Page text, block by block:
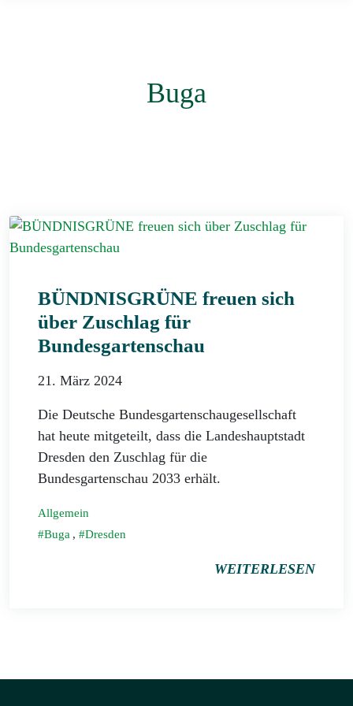
Buga
BÜNDNISGRÜNE freuen sich
über Zuschlag für
Bundesgartenschau
21. März 2024
Die Deutsche Bundesgartenschaugesellschaft
hat heute mitgeteilt, dass die Landeshauptstadt
Dresden den Zuschlag für die
Bundesgartenschau 2033 erhält.
Allgemein
Buga , Dresden
WEITERLESEN